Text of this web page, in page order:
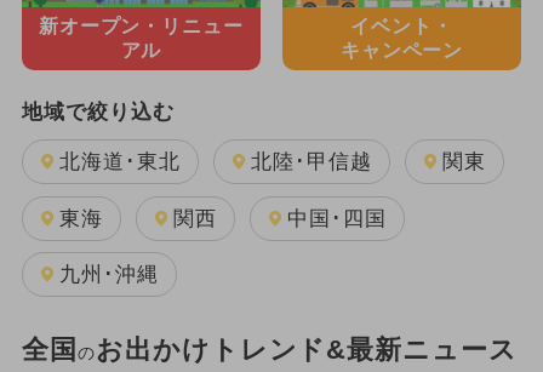
新オープン・ リニュー
アル
イベント・
キャンペーン
地域で絞り込む
北海道･東北 北陸･甲信越 関東
東海 関西 中国･四国
九州･沖縄
全国 のお出かけトレンド&最新ニュース